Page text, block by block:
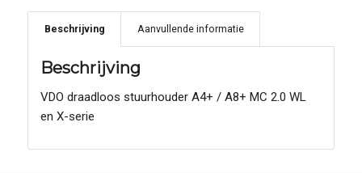
Beschrijving Aanvullende informatie
Beschrijving
VDO draadloos stuurhouder A4+ / A8+ MC 2.0 WL
en X-serie